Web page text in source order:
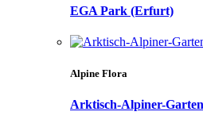
EGA Park (Erfurt)
Alpine Flora
Arktisch-Alpiner-